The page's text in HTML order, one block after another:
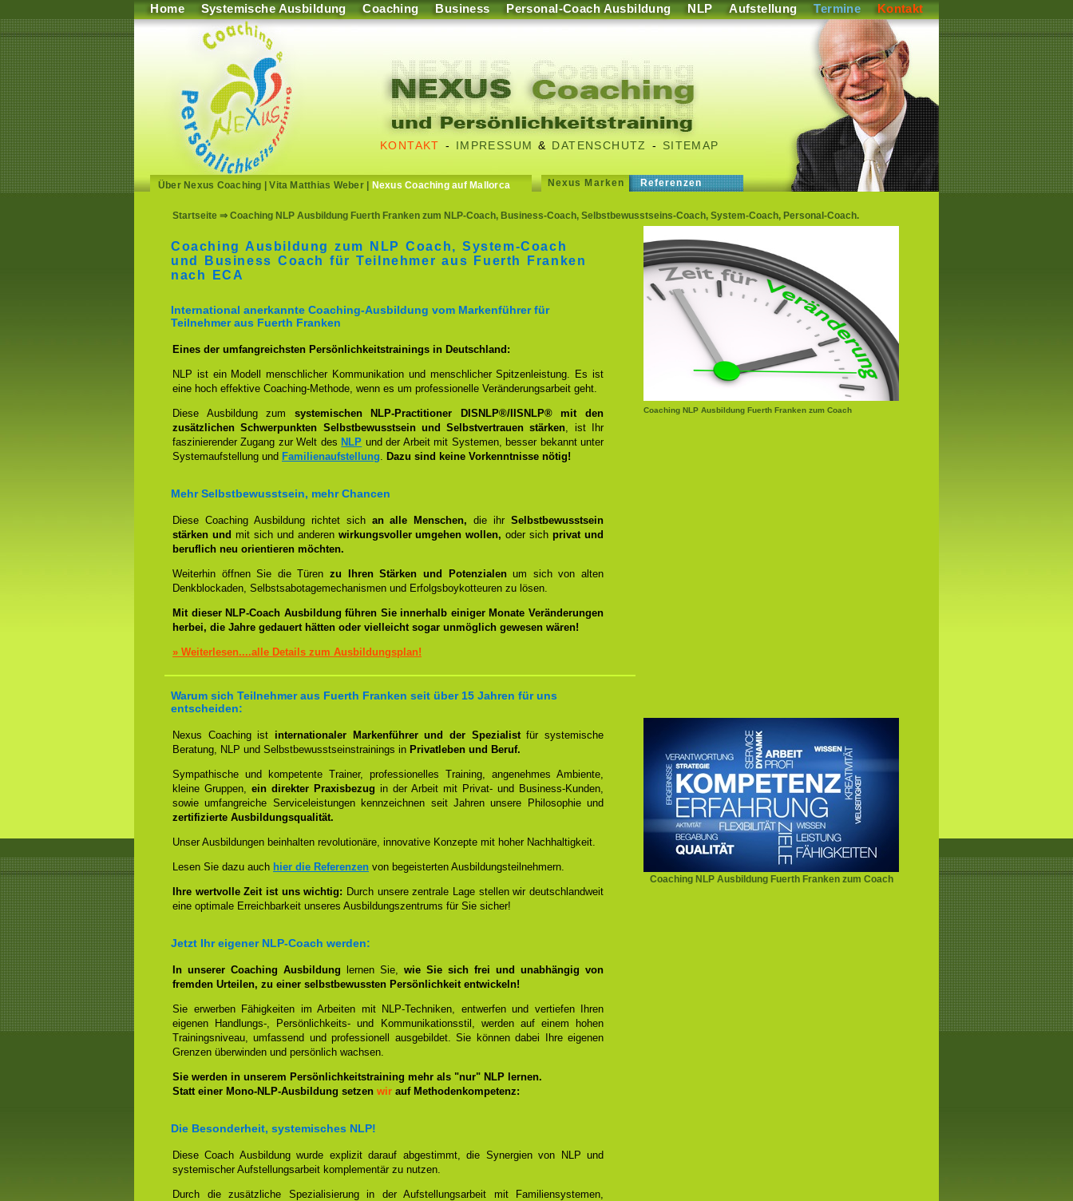
Home Systemische Ausbildung Coaching Business Personal-Coach Ausbildung NLP Aufstellung Termine Kontakt
KONTAKT - IMPRESSUM & DATENSCHUTZ - SITEMAP
Über Nexus Coaching |Vita Matthias Weber| Nexus Coaching auf Mallorca Nexus Marken Referenzen
Startseite ⇒ Coaching NLP Ausbildung Fuerth Franken zum NLP-Coach, Business-Coach, Selbstbewusstseins-Coach, System-Coach, Personal-Coach.
Coaching NLP Ausbildung Fuerth Franken zum Coach
Coaching Ausbildung zum NLP Coach, System-Coach
und Business Coach für Teilnehmer aus Fuerth Franken
nach ECA
International anerkannte Coaching-Ausbildung vom Markenführer für
Teilnehmer aus Fuerth Franken
Eines der umfangreichsten Persönlichkeitstrainings in Deutschland:
NLP ist ein Modell menschlicher Kommunikation und menschlicher Spitzenleistung. Es ist
eine hoch effektive Coaching-Methode, wenn es um professionelle Veränderungsarbeit geht.
Diese Ausbildung zum systemischen NLP-Practitioner DISNLP®/IISNLP® mit den
zusätzlichen Schwerpunkten Selbstbewusstsein und Selbstvertrauen stärken, ist Ihr
faszinierender Zugang zur Welt des NLP und der Arbeit mit Systemen, besser bekannt unter
Systemaufstellung und Familienaufstellung. Dazu sind keine Vorkenntnisse nötig!
Mehr Selbstbewusstsein, mehr Chancen
Diese Coaching Ausbildung richtet sich an alle Menschen, die ihrSelbstbewusstsein
stärken und mit sich und anderen wirkungsvoller umgehen wollen, oder sichprivat und
beruflich neu orientieren möchten.
Weiterhin öffnen Sie die Türenzu Ihren Stärken und Potenzialenum sich von alten
Denkblockaden, Selbstsabotagemechanismen und Erfolgsboykotteuren zu lösen.
Mit dieser NLP-Coach Ausbildung führen Sie innerhalb einiger Monate Veränderungen
herbei, die Jahre gedauert hätten oder vielleicht sogar unmöglich gewesen wären!
» Weiterlesen....alle Details zum Ausbildungsplan!
Warum sich Teilnehmer aus Fuerth Franken seit über 15 Jahren für uns
entscheiden:
Coaching NLP Ausbildung Fuerth Franken zum Coach
Nexus Coaching ist internationaler Markenführer und der Spezialistfür systemische
Beratung, NLP und Selbstbewusstseinstrainings in Privatleben und Beruf.
Sympathische und kompetente Trainer, professionelles Training, angenehmes Ambiente,
kleine Gruppen, ein direkter Praxisbezug in der Arbeit mit Privat- und Business-Kunden,
sowie umfangreiche Serviceleistungen kennzeichnen seit Jahren unsere Philosophie und
zertifizierte Ausbildungsqualität.
Unser Ausbildungen beinhalten revolutionäre, innovative Konzepte mit hoher Nachhaltigkeit.
Lesen Sie dazu auch hier die Referenzen von begeisterten Ausbildungsteilnehmern.
Ihre wertvolle Zeit ist uns wichtig: Durch unsere zentrale Lage stellen wir deutschlandweit
eine optimale Erreichbarkeit unseres Ausbildungszentrums für Sie sicher!
Jetzt Ihr eigener NLP-Coach werden:
In unserer Coaching Ausbildung lernen Sie, wie Sie sich frei und unabhängig von
fremden Urteilen, zu einer selbstbewussten Persönlichkeit entwickeln!
Sie erwerben Fähigkeiten im Arbeiten mit NLP-Techniken, entwerfen und vertiefen Ihren
eigenen Handlungs-, Persönlichkeits- und Kommunikationsstil, werden auf einem hohen
Trainingsniveau, umfassend und professionell ausgebildet. Sie können dabei Ihre eigenen
Grenzen überwinden und persönlich wachsen.
Sie werden in unserem Persönlichkeitstraining mehr als "nur" NLP lernen.
Statt einer Mono-NLP-Ausbildung setzen wir auf Methodenkompetenz:
Die Besonderheit, systemisches NLP!
Diese Coach Ausbildung wurde explizit darauf abgestimmt, die Synergien von NLP und
systemischer Aufstellungsarbeit komplementär zu nutzen.
Durch die zusätzliche Spezialisierung in der Aufstellungsarbeit mit Familiensystemen,